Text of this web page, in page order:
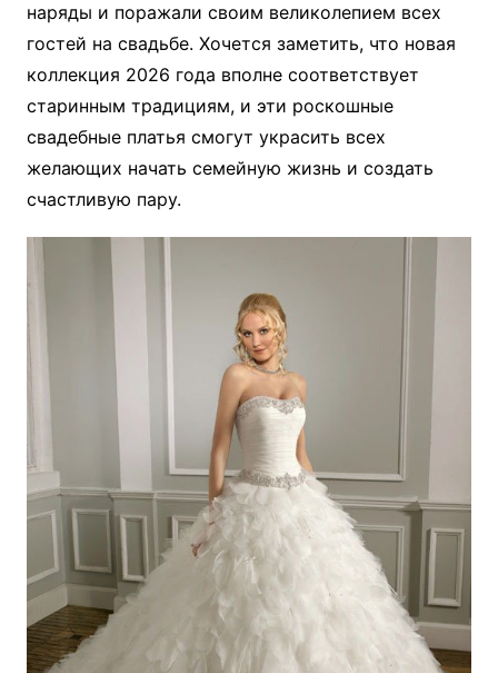
наряды и поражали своим великолепием всех
гостей на свадьбе. Хочется заметить, что новая
коллекция 2026 года вполне соответствует
старинным традициям, и эти роскошные
свадебные платья смогут украсить всех
желающих начать семейную жизнь и создать
счастливую пару.